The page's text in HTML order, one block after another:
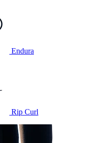
Endura
Rip Curl